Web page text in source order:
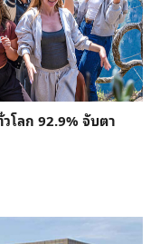
โลก 92.9% จับตา